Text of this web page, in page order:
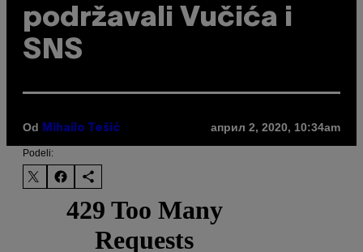
podržavali Vučića i
SNS
Od Mihailo Tešić април 2, 2020, 10:34am
Podeli: